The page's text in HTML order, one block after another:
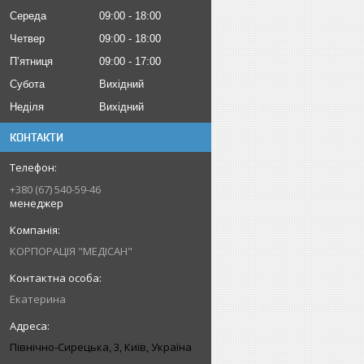
Середа 09:00
18:00
Четвер
09:00
18:00
Пʼятниця
09:00
17:00
Субота
Вихідний
Неділя
Вихідний
КОНТАКТИ
+380 (67) 540-59-46
менеджер
КОРПОРАЦІЯ "МЕДІСАН"
Екатерина
Північно-Сирецька, 3, Київ, Україна